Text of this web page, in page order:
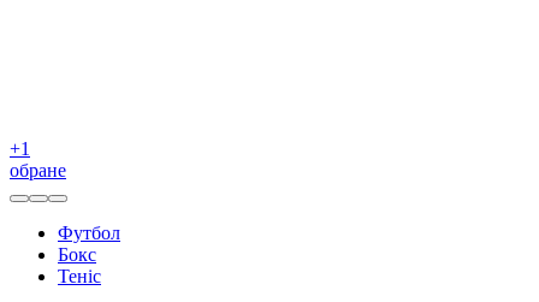
+1
обране
Футбол
Бокс
Теніс